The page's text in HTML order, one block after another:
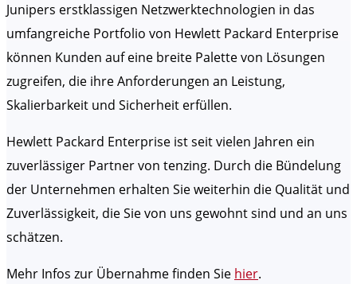
Junipers erstklassigen Netzwerktechnologien in das
umfangreiche Portfolio von Hewlett Packard Enterprise
können Kunden auf eine breite Palette von Lösungen
zugreifen, die ihre Anforderungen an Leistung,
Skalierbarkeit und Sicherheit erfüllen.
Hewlett Packard Enterprise ist seit vielen Jahren ein
zuverlässiger Partner von tenzing. Durch die Bündelung
der Unternehmen erhalten Sie weiterhin die Qualität und
Zuverlässigkeit, die Sie von uns gewohnt sind und an uns
schätzen.
Mehr Infos zur Übernahme finden Sie hier.